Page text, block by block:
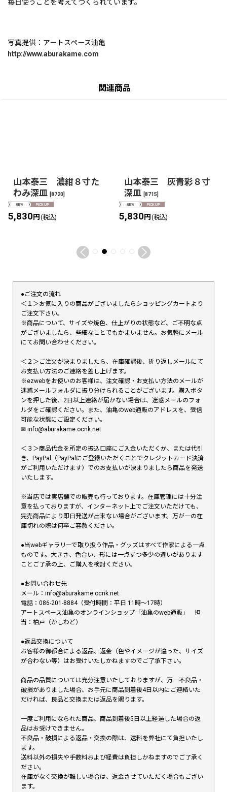
毎日使うことを考えてつくられています。
写真提供：アートスペース油亀
http://www.aburakame.com
関連商品
山本泰三 濃紺８寸た
わみ深皿 [8720]
5,830円 (税込)
山本泰三 灰青彩８寸
深皿 [8715]
5,830円 (税込)
●ご注文の流れ
＜１＞お気に入りの商品がございましたらショッピングカートより
ご注文下さい。
※商品について、サイズや焼色、仕上がりの状態など、ご不明な点
がございましたら、些細なことでもかまいません。お気軽にメール
にてお問い合わせください。
＜２＞ご注文が決まりましたら、在庫確認後、折り返しメールにて
お支払い方法のご連絡を差し上げます。
※ezwebをお使いのお客様は、注文確認・お支払い方法のメールが
迷惑メールフォルダに振り分けられることがございます。購入ボタ
ンを押した後、2日以上連絡が届かない場合は、迷惑メールのフォ
ルダをご確認ください。また、油亀のweb通販のアドレスを、受信
可能な状態にご設定ください。
✉︎ info@aburakame.ocnk.net
＜３＞商品代金を所定の振込口座にご入金いただくか、または代引
き、PayPal（PayPalにご登録いただくことでクレジットカード決済
がご利用いただけます）でのお支払いが決まりましたら商品を発送
いたします。
※当店では実店舗での販売も行っております。在庫管理には十分注
意を払っておりますが、インターネット上でご注文いただけても、
完売商品により即日発送が出来ない場合がございます。万が一の在
庫切れの際は何卒ご容赦ください。
●当webギャラリーで取り扱う作品・グッズはすべて作家による一点
ものです。大きさ、色合い、形には一点ずつ多少の違いがあります
ことご了承の上、ご購入を検討ください。
●お問い合わせ先
メール：info@aburakame.ocnk.net
電話：086-201-8884（受付時間：平日 11時〜17時）
アートスペース油亀のオンラインショップ「油亀のweb通販」 担
当：柏戸（かしわど）
●返品交換について
お客様の御都合による返品、返金（色やイメージが違った、サイズ
が合わない等）はお受けいたしかねますのでご了承下さい。
商品の品質については充分注意いたしておりますが、万一不良品・
破損がありました場合、お手元に商品到着後4日以内にご連絡いた
だければ、良品と交換または返品を賜ります。
一度ご利用になられた商品、商品到着後5日以上経過した場合の返
品はお受けできません。
不良品・破損による返品・交換の際は、送料を弊社にて負担いたし
ます。
送料以外の損失や手数料および経費は負担しかねますのでご了承く
ださい。
在庫がなく交換が難しい場合は、返金させていただく場合もござい
ます。